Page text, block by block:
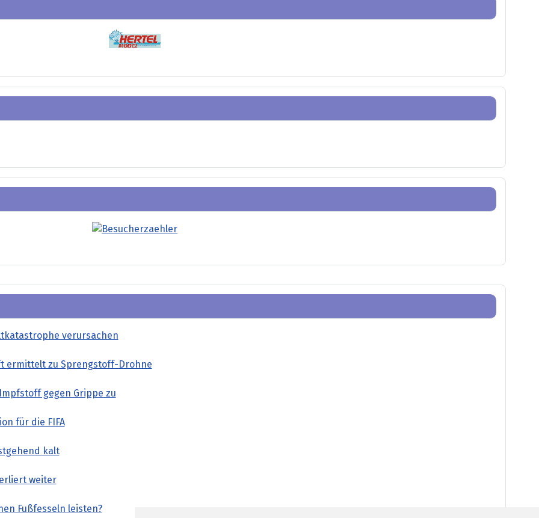
verursachen
ermittelt zu Sprengstoff-Drohne
gegen Grippe zu
für die FIFA
kalt
weiter
Fußfesseln leisten?